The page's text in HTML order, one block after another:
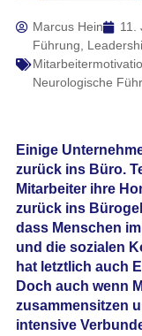
Marcus Hein
11.
Führung,
Neurologische
Einige
zurück ins Büro.
Mitarbeiter ihre
zurück ins
dass Menschen
und die sozialen
hat letztlich auch
Doch auch wenn
zusammensitzen
intensive